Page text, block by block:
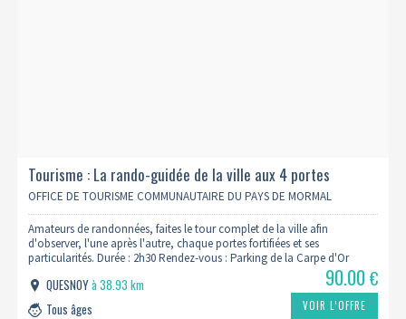
Tourisme : La rando-guidée de la ville aux 4 portes
OFFICE DE TOURISME COMMUNAUTAIRE DU PAYS DE MORMAL
Amateurs de randonnées, faites le tour complet de la ville afin
d'observer, l'une après l'autre, chaque portes fortifiées et ses
particularités. Durée : 2h30 Rendez-vous : Parking de la Carpe d'Or
QUESNOYà 38.93 km
Tous âges
90.00€
VOIR L’OFFRE